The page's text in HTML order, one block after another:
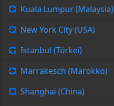
Kuala Lumpur (Malaysia)
New York City (USA)
Istanbul (Türkei)
Marrakesch (Marokko)
Shanghai (China)